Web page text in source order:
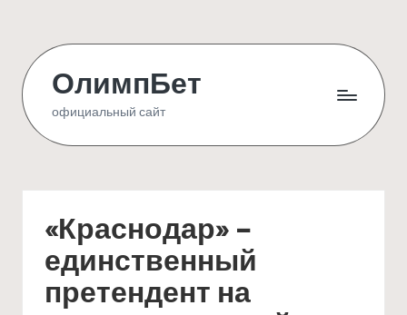
content
ОлимпБет
официальный сайт
«Краснодар» –
единственный
претендент на